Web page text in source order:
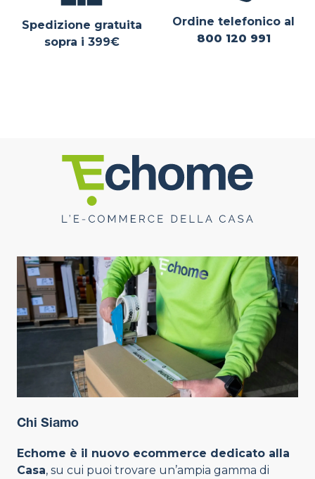
Spedizione gratuita
sopra i 399€
Ordine telefonico al
800 120 991
Chi Siamo
Echome è il nuovo ecommerce dedicato alla
Casa, su cui puoi trovare un’ampia gamma di